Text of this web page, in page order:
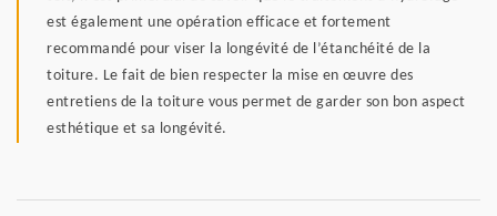
est également une opération efficace et fortement
recommandé pour viser la longévité de l’étanchéité de la
toiture. Le fait de bien respecter la mise en œuvre des
entretiens de la toiture vous permet de garder son bon aspect
esthétique et sa longévité.